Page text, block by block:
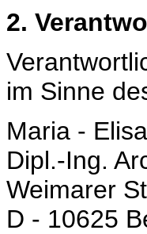
2.
im Sinne
Maria -
Dipl.-Ing.
Weimarer
D - 10625